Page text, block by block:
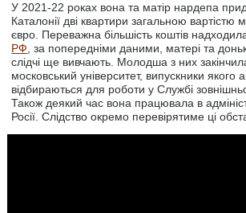
У 2021-22 роках вона та матір нардепа
Каталонії дві квартири загальною вартістю
євро. Переважна більшість коштів
РФ , за попередніми даними, матері та
слідчі ще вивчають. Молодша з них
московський університет, випускники якого
відбираються для роботи у Службі
Також деякий час вона працювала в
Росії. Слідство окремо перевірятиме ці